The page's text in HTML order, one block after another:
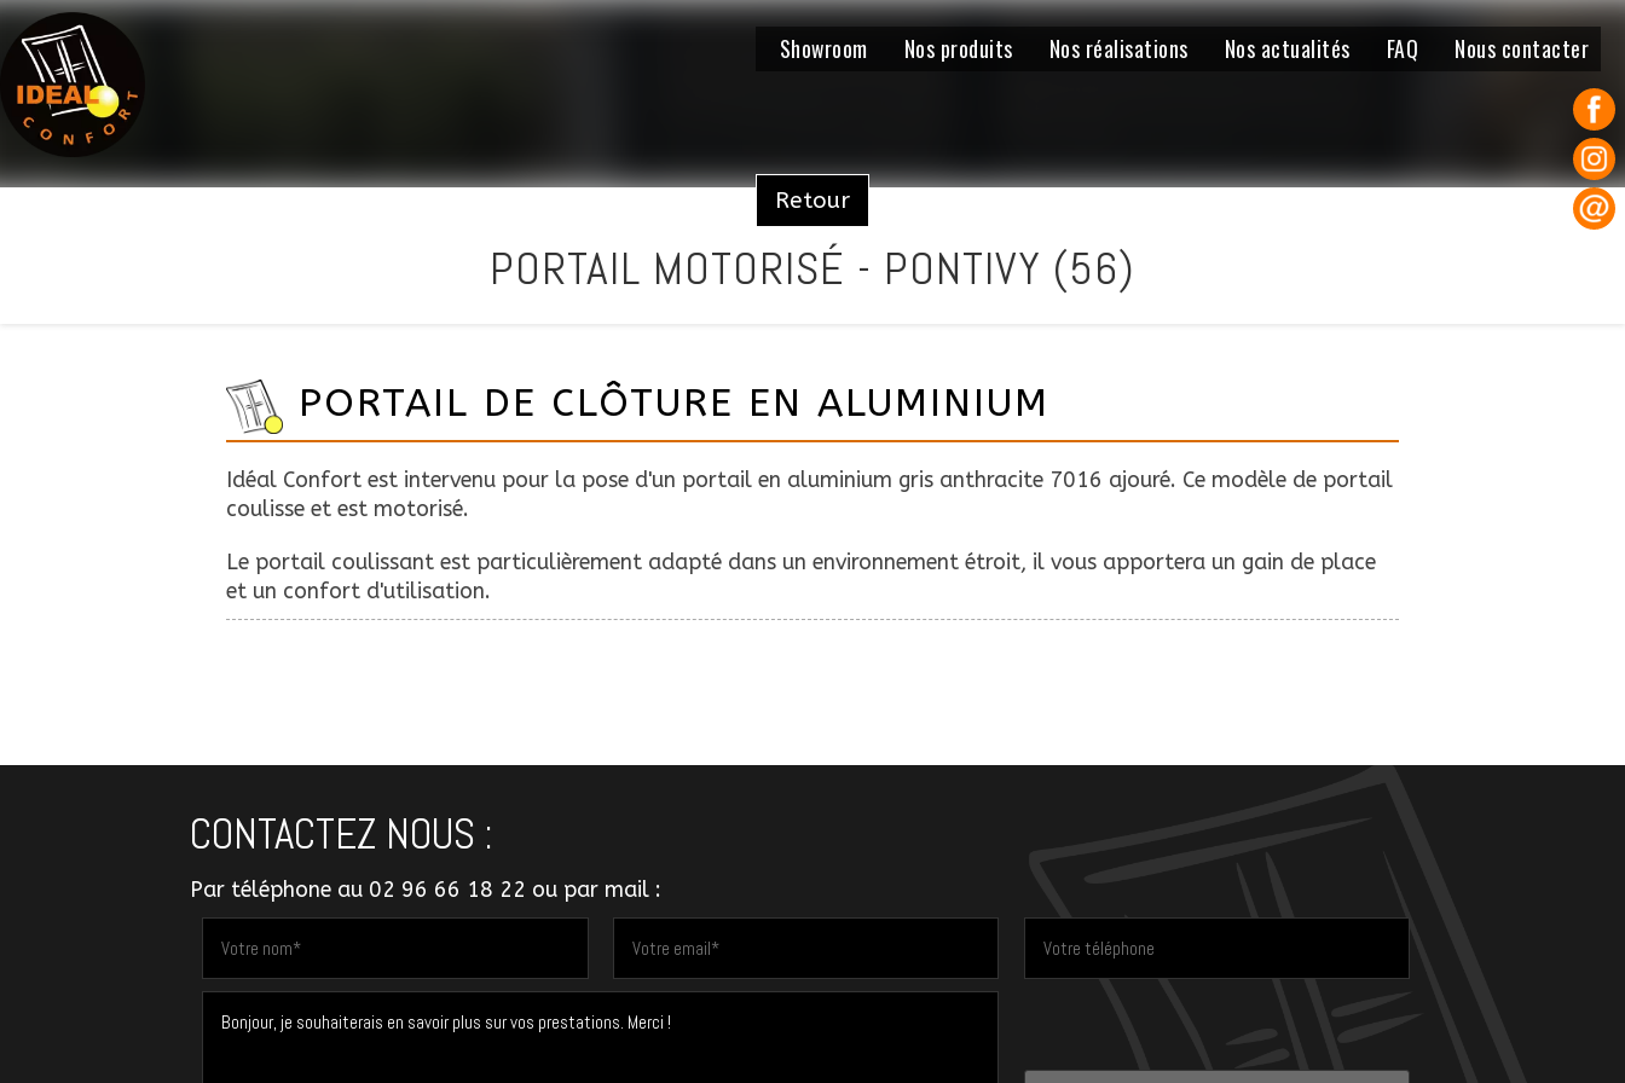
Showroom Nos produits Nos réalisations Nos actualités FAQ Nous contacter
Retour
PORTAIL MOTORISÉ - PONTIVY (56)
PORTAIL DE CLÔTURE EN ALUMINIUM
Idéal Confort est intervenu pour la pose d'un portail en aluminium gris anthracite 7016 ajouré. Ce modèle de portail
coulisse et est motorisé.
Le portail coulissant est particulièrement adapté dans un environnement étroit, il vous apportera un gain de place
et un confort d'utilisation.
CONTACTEZ NOUS :
Par téléphone au 02 96 66 18 22 ou par mail :